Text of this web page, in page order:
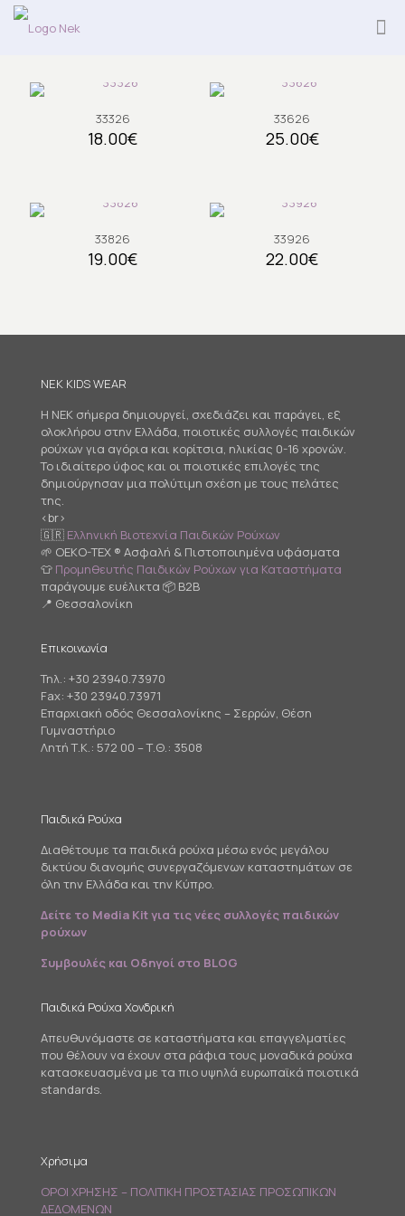
33326
18.00€
33626
25.00€
33826
19.00€
33926
22.00€
NEK KIDS WEAR
Η NEK σήμερα δημιουργεί, σχεδιάζει και παράγει, εξ
ολοκλήρου στην Ελλάδα, ποιοτικές συλλογές παιδικών
ρούχων για αγόρια και κορίτσια, ηλικίας 0-16 χρονών.
Το ιδιαίτερο ύφος και οι ποιοτικές επιλογές της
δημιούργησαν μια πολύτιμη σχέση με τους πελάτες
της.
<br>
🇬🇷 Ελληνική Βιοτεχνία Παιδικών Ρούχων
🌱 OEKO-TEX ® Ασφαλή & Πιστοποιημένα υφάσματα
👕 Προμηθευτής Παιδικών Ρούχων για Καταστήματα
παράγουμε ευέλικτα 📦 B2B
📍 Θεσσαλονίκη
Επικοινωνία
Τηλ.: +30 23940.73970
Fax: +30 23940.73971
Επαρχιακή οδός Θεσσαλονίκης – Σερρών, Θέση
Γυμναστήριο
Λητή Τ.Κ.: 572 00 – Τ.Θ.: 3508
Παιδικά Ρούχα
Διαθέτουμε τα παιδικά ρούχα μέσω ενός μεγάλου
δικτύου διανομής συνεργαζόμενων καταστημάτων σε
όλη την Ελλάδα και την Κύπρο.
Δείτε το Media Kit για τις νέες συλλογές παιδικών
ρούχων
Συμβουλές και Οδηγοί στο BLOG
Παιδικά Ρούχα Χονδρική
Απευθυνόμαστε σε καταστήματα και επαγγελματίες
που θέλουν να έχουν στα ράφια τους μοναδικά ρούχα
κατασκευασμένα με τα πιο υψηλά ευρωπαϊκά ποιοτικά
standards.
Χρήσιμα
ΟΡΟΙ ΧΡΗΣΗΣ – ΠΟΛΙΤΙΚΗ ΠΡΟΣΤΑΣΙΑΣ ΠΡΟΣΩΠΙΚΩΝ
ΔΕΔΟΜΕΝΩΝ